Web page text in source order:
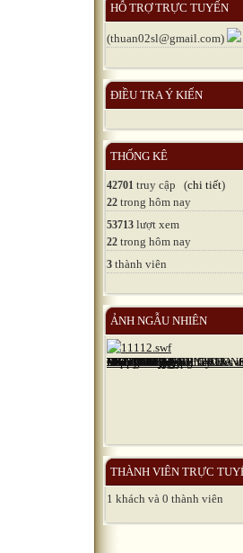
HỖ TRỢ TRỰC TUYẾN
(thuan02sl@gmail.com)
ĐIỀU TRA Ý KIẾN
THỐNG KÊ
42701 truy cập (chi tiết)
22 trong hôm nay
53713 lượt xem
22 trong hôm nay
3 thành viên
ẢNH NGẪU NHIÊN
THÀNH VIÊN TRỰC
1 khách và 0 thành viên